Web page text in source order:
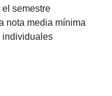
el semestre
nota media mínima
individuales